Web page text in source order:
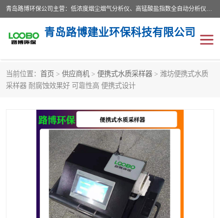
青岛路博环保公司主营：低浓度烟尘烟气分析仪、高锰酸盐指数全自动分析仪、便携式超声波明渠流量计、便携式水质采样器、恒温恒湿称重系统、手持式油烟检测仪等;是一家集环保科研、设计、生产、维护、销售和系统集成为一体的综合性高科技企业。路博人秉承"科学技术是第一生产力的重要理念，倡导环境友好型的生产、生活和消费方式。
青岛路博建业环保科技有限公司
当前位置： 首页 > 供应商机 > 便携式水质采样器 > 潍坊便携式水质
采样器 耐腐蚀效果好 可靠性高 便携式设计
生物安全柜 气体检测仪
水质检测仪 手持式油烟检测仪
恒温恒湿称重系统 二恶英采集器
实验室仪器 LB-8110降水降尘采样器
便携式水质采样器 LB-7035油气回收
便携式超声波明渠流量计 大气环境采样器